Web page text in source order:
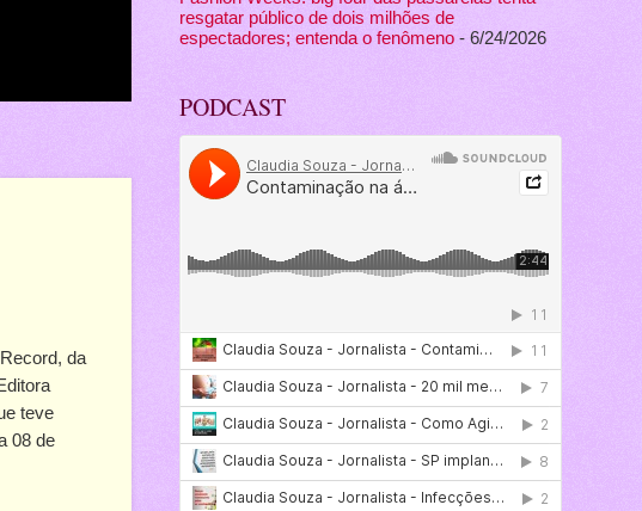
da
teve
08 de
resgatar público de dois milhões de
espectadores; entenda o fenômeno - 6/24/2026
PODCAST